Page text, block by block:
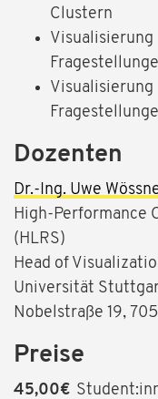
Clustern
Dozenten
Dr.-Ing. Uwe
High-Performance
(HLRS)
Head of
Universität
Nobelstraße 19,
Preise
45,00€